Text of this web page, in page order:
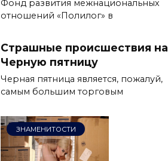
Фонд развития межнациональных
отношений «Полилог» в
Страшные происшествия на
Черную пятницу
Черная пятница является, пожалуй,
самым большим торговым
ЗНАМЕНИТОСТИ